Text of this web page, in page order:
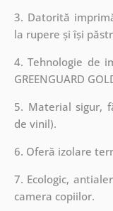
3. Datorită
la rupere și își
4. Tehnologie de
GREENGUARD
5. Material sigur,
de vinil).
6. Oferă izolare
7. Ecologic,
camera copiilor.